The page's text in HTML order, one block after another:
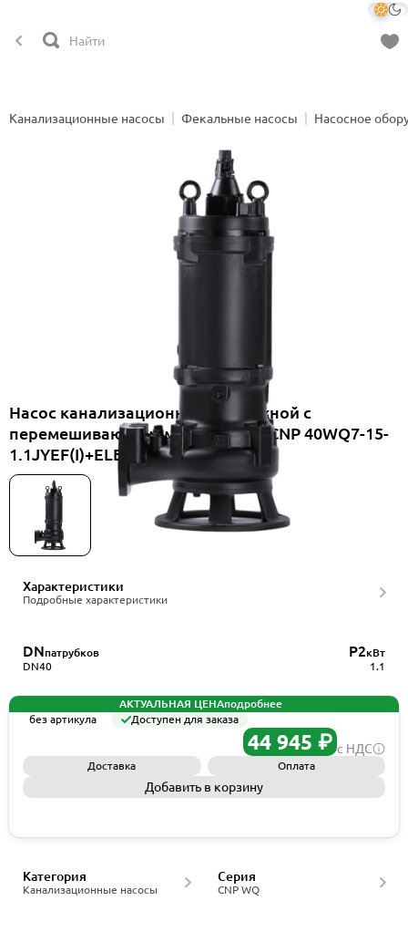
Канализационные насосы Фекальные насосы Насосное
Насос канализационный погружной с
перемешивающим механизмом CNP 40WQ7-15-
1.1JYEF(I)+ELB40WQ
Характеристики
Подробные характеристики
DNпатрубков
DN40
P2кВт
1.1
АКТУАЛЬНАЯ ЦЕНАподробнее
без артикула
Доступен для заказа
44 945 ₽ с НДС
Доставка Оплата
Добавить в корзину
Канализационные насосы
Категория
CNP WQ
Серия